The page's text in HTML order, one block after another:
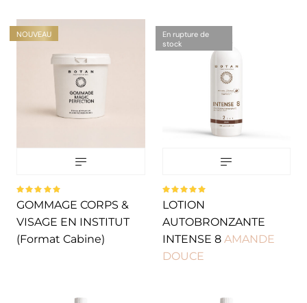
NOUVEAU
Note
5.00sur
GOMMAGE CORPS &
VISAGE EN INSTITUT
(Format Cabine)
En rupture de
stock
Note
5.00 sur
LOTION
AUTOBRONZANTE
INTENSE 8 AMANDE
DOUCE